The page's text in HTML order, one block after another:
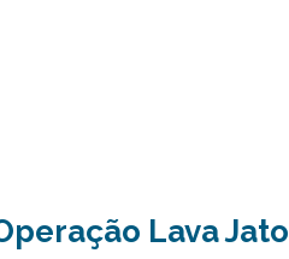
Lava Jato